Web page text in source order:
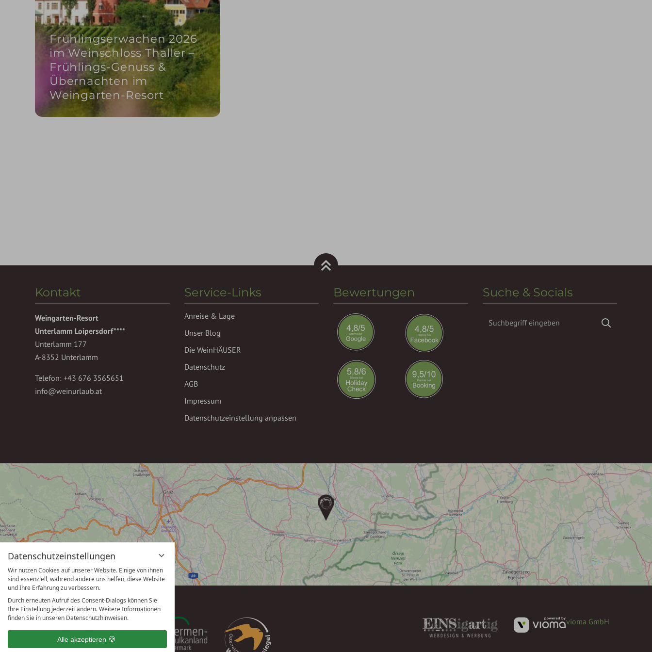
Datenschutzeinstellungen
Wir nutzen Cookies auf unserer Website. Einige von ihnen
sind essenziell, während andere uns helfen, diese Website
und Ihre Erfahrung zu verbessern.
Durch erneuten Aufruf des Consent-Dialogs können Sie
Ihre Einstellung jederzeit ändern. Weitere Informationen
finden Sie in unseren Datenschutzhinweisen.
Alle akzeptieren
Frühlingserwachen 2026
im Weinschloss Thaller –
Frühlings-Genuss &
Übernachten im
Weingarten-Resort
Kontakt
Weingarten-Resort
Unterlamm Loipersdorf****
Unterlamm 177
A-8352 Unterlamm
Telefon: +43 676 3565651
info@weinurlaub.at
Service-Links
Anreise & Lage
Unser Blog
Die WeinHÄUSER
Datenschutz
AGB
Impressum
Datenschutzeinstellung anpassen
Bewertungen Suche & Socials
vioma GmbH